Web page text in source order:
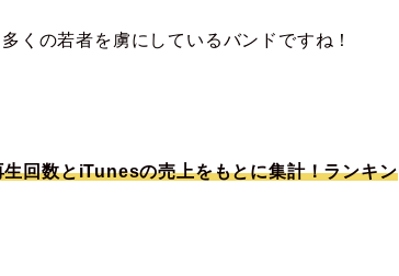
くの若者を虜にしているバンドですね！
回数とiTunesの売上をもとに集計！ランキン